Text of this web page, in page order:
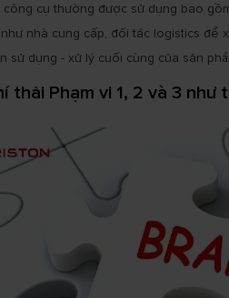
cụ thường được sử dụng bao
nhà cung cấp, đối tác logistics để
sử dụng - xử lý cuối cùng của sản
Phạm vi 1, 2 và 3 như